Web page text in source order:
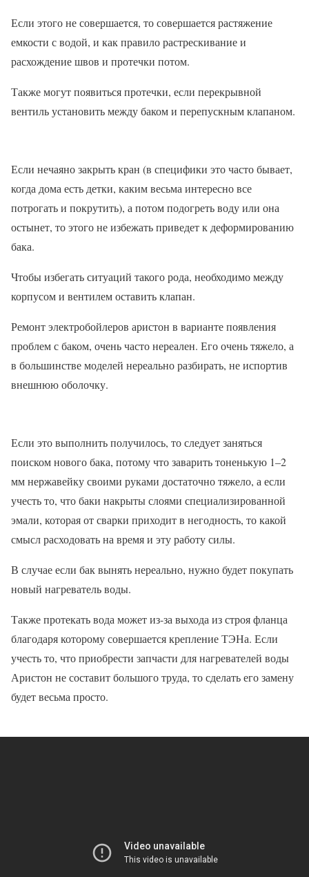
Если этого не совершается, то совершается растяжение
емкости с водой, и как правило растрескивание и
расхождение швов и протечки потом.
Также могут появиться протечки, если перекрывной
вентиль установить между баком и перепускным клапаном.
Если нечаяно закрыть кран (в специфики это часто бывает,
когда дома есть детки, каким весьма интересно все
потрогать и покрутить), а потом подогреть воду или она
остынет, то этого не избежать приведет к деформированию
бака.
Чтобы избегать ситуаций такого рода, необходимо между
корпусом и вентилем оставить клапан.
Ремонт электробойлеров аристон в варианте появления
проблем с баком, очень часто нереален. Его очень тяжело, а
в большинстве моделей нереально разбирать, не испортив
внешнюю оболочку.
Если это выполнить получилось, то следует заняться
поиском нового бака, потому что заварить тоненькую 1–2
мм нержавейку своими руками достаточно тяжело, а если
учесть то, что баки накрыты слоями специализированной
эмали, которая от сварки приходит в негодность, то какой
смысл расходовать на время и эту работу силы.
В случае если бак вынять нереально, нужно будет покупать
новый нагреватель воды.
Также протекать вода может из-за выхода из строя фланца
благодаря которому совершается крепление ТЭНа. Если
учесть то, что приобрести запчасти для нагревателей воды
Аристон не составит большого труда, то сделать его замену
будет весьма просто.